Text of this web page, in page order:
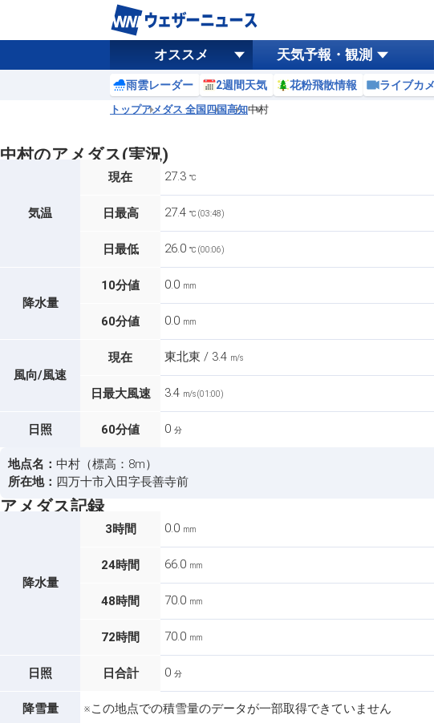
オススメ 天気予報・観測
雨雲レーダー 2週間天気 花粉飛散情報 ライブカ
トップアメダス 全国 四国高知中村
中村のアメダス(実況)
気温
現在 27.3 ℃
日最高 27.4 ℃ (03:48)
日最低 26.0 ℃ (00:06)
降水量
10分値 0.0 mm
60分値 0.0 mm
風向/風速
現在 東北東 / 3.4 m/s
日最大風速 3.4 m/s (01:00)
日照 60分値 0 分
地点名： 中村（標高：8m）
所在地： 四万十市入田字長善寺前
アメダス記録
降水量
3時間 0.0 mm
24時間 66.0 mm
48時間 70.0 mm
72時間 70.0 mm
日照 日合計 0 分
降雪量 ※この地点での積雪量のデータが一部取得できていません